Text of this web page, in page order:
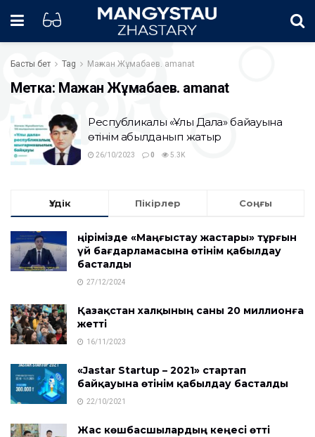
Басты бет Tag Мағжан Жұмабаев. amanat
Метка: Мағжан Жұмабаев. amanat
Республикалық «Ұлы Дала» байқауына
өтінім қабылданып жатыр
26/10/2023 0 5.3K
Үздік Пікірлер Соңғы
Өңірімізде «Маңғыстау жастары» тұрғын
үй бағдарламасына өтінім қабылдау
басталды
27/12/2024
Қазақстан халқының саны 20 миллионға
жетті
16/11/2023
«Jastar Startup – 2021» стартап
байқауына өтінім қабылдау басталды
22/10/2021
Жас көшбасшылардың кеңесі өтті